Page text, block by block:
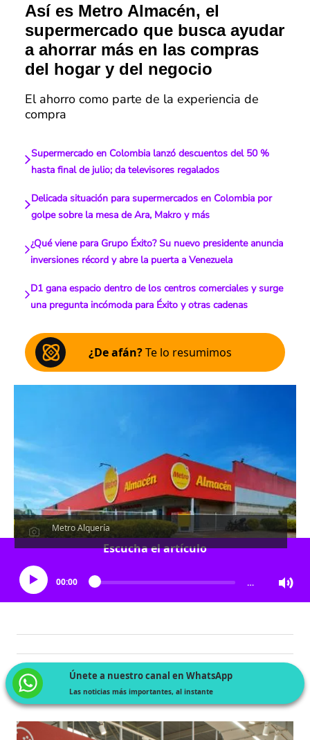
Así es Metro Almacén, el
supermercado que busca ayudar
a ahorrar más en las compras
del hogar y del negocio
El ahorro como parte de la experiencia de
compra
Supermercado en Colombia lanzó descuentos del 50 %
hasta final de julio; da televisores regalados
Delicada situación para supermercados en Colombia por
golpe sobre la mesa de Ara, Makro y más
¿Qué viene para Grupo Éxito? Su nuevo presidente anuncia
inversiones récord y abre la puerta a Venezuela
D1 gana espacio dentro de los centros comerciales y surge
una pregunta incómoda para Éxito y otras cadenas
¿De afán?Te lo resumimos
Metro Alquería
Escucha el artículo
00:00 …
Únete a nuestro canal en WhatsApp
Las noticias más importantes, al instante